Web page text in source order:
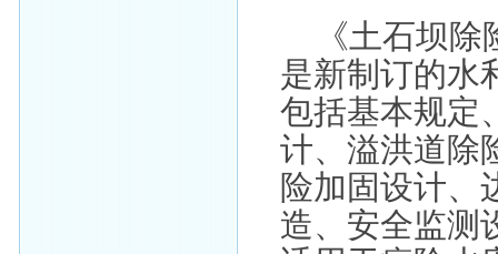
《土石坝
是新制订的水
包括基本规定
计、溢洪道除
险加固设计、
造、安全监测